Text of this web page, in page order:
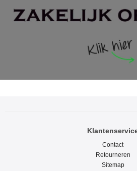
Contact
Retourneren
Sitemap